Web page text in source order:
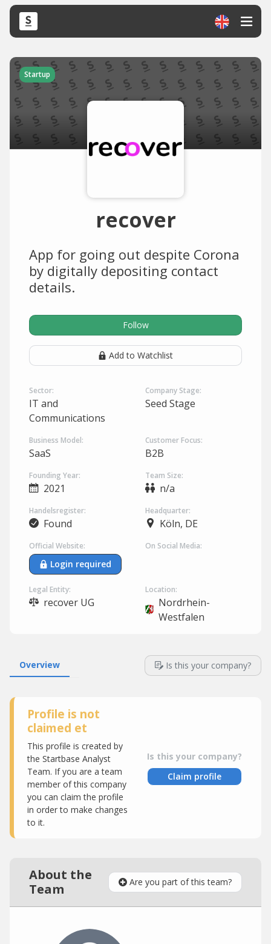
Startup
recover
App for going out despite Corona
by digitally depositing contact
details.
Follow
Add to Watchlist
Sector:
IT and
Communications
Company Stage:
Seed Stage
Business Model:
SaaS
Customer Focus:
B2B
Founding Year:
2021
Team Size:
n/a
Handelsregister:
Found
Headquarter:
Köln, DE
Official Website:
Login required
On Social Media:
Legal Entity:
recover UG
Location:
Nordrhein-
Westfalen
Overview Is this your company?
Profile is not
claimed et
This profile is created by
the Startbase Analyst
Team. If you are a team
member of this company
you can claim the profile
in order to make changes
to it.
Is this your company?
Claim profile
About the
Team
Are you part of this team?